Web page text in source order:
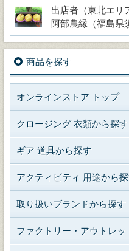
出店者（東北エリ
阿部農縁（福島県
商品を探す
オンラインストア トップ
クロージング 衣類から探す
ギア 道具から探す
アクティビティ 用途から
取り扱いブランドから探す
ファクトリー・アウトレッ